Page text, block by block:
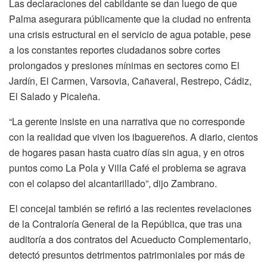
Las declaraciones del cabildante se dan luego de que
Palma asegurara públicamente que la ciudad no enfrenta
una crisis estructural en el servicio de agua potable, pese
a los constantes reportes ciudadanos sobre cortes
prolongados y presiones mínimas en sectores como El
Jardín, El Carmen, Varsovia, Cañaveral, Restrepo, Cádiz,
El Salado y Picaleña.
“La gerente insiste en una narrativa que no corresponde
con la realidad que viven los ibaguereños. A diario, cientos
de hogares pasan hasta cuatro días sin agua, y en otros
puntos como La Pola y Villa Café el problema se agrava
con el colapso del alcantarillado”, dijo Zambrano.
El concejal también se refirió a las recientes revelaciones
de la Contraloría General de la República, que tras una
auditoría a dos contratos del Acueducto Complementario,
detectó presuntos detrimentos patrimoniales por más de